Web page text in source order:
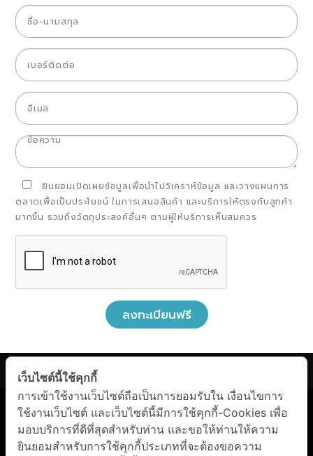
ยินยอมเปิดเผยข้อมูลเพื่อนำไปวิเคราห์ข้อมูล และวางแผนการ
ตลาดเพื่อเป็นประโยชน์ ในการเสนอสินค้า และบริการให้ตรงกับลูกค้า
มากขึ้น รวมถึงวัตถุประสงค์อื่นๆ ตามผู้ให้บริการเห็นสมควร
ลงทะเบียนฟรี
นโยบายการคุ้มครองข้อมูลส่วนบุคคล|เงื่อนไขการบริการ
Facebook Messenger
Line
เว็บไซต์นี้ใช้คุกกี้
การเข้าใช้งานเว็บไซต์ถือเป็นการยอมรับใน เงื่อนไขการ
ใช้งานเว็บไซต์ และเว็บไซต์นี้มีการใช้คุกกี้-Cookies เพื่อ
มอบบริการที่ดีที่สุดสำหรับท่าน และขอให้ท่านให้ความ
ยินยอมสำหรับการใช้คุกกี้ประเภทที่จะต้องขอความ